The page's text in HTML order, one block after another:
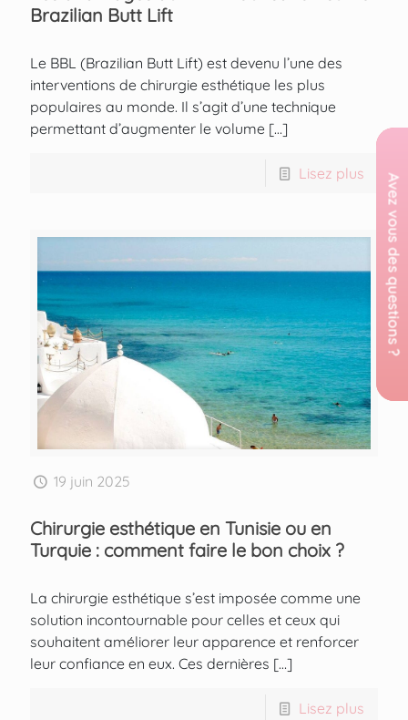
Brazilian Butt Lift
Le BBL (Brazilian Butt Lift) est devenu l’une des
interventions de chirurgie esthétique les plus
populaires au monde. Il s’agit d’une technique
permettant d’augmenter le volume […]
Lisez plus
19 juin 2025
Chirurgie esthétique en Tunisie ou en
Turquie : comment faire le bon choix ?
La chirurgie esthétique s’est imposée comme une
solution incontournable pour celles et ceux qui
souhaitent améliorer leur apparence et renforcer
leur confiance en eux. Ces dernières […]
Lisez plus